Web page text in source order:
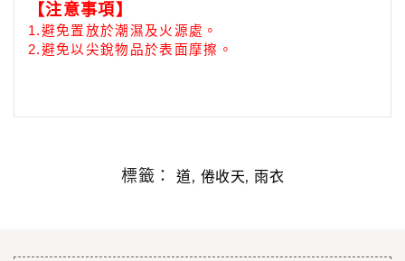
【注意事項】
1.避免置放於潮濕及火源處。
2.避免以尖銳物品於表面摩擦。
標籤： 道, 倦收天, 雨衣